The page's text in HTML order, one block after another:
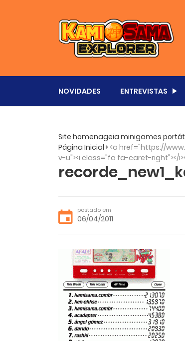
NOVIDADES ENTREVISTAS
Site homenageia minigames
Página Inicial <a href="https://
v-u"><i class="fa fa-caret-right"></
postado em
06/04/2011